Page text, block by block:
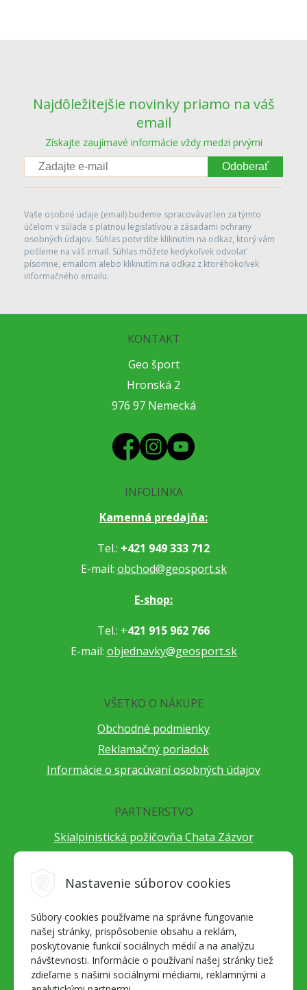
Nastavenie súborov cookies
Súbory cookies používame na správne fungovanie
našej stránky, prispôsobenie obsahu a reklám,
poskytovanie funkcií sociálnych médií a na analýzu
návštevnosti. Informácie o používaní našej stránky tiež
zdieľame s našimi sociálnymi médiami, reklamnými a
Najdôležitejšie novinky priamo na váš
email
Získajte zaujímavé informácie vždy medzi prvými
Odoberať
Vaše osobné údaje (email) budeme spracovávať len za týmto
účelom v súlade s platnou legislatívou a zásadami ochrany
osobných údajov. Súhlas potvrdíte kliknutím na odkaz, ktorý vám
pošleme na váš email. Súhlas môžete kedykoľvek odvolať
písomne, emailom alebo kliknutím na odkaz z ktoréhokoľvek
informačného emailu.
KONTAKT
Geo šport
Hronská 2
976 97 Nemecká
INFOLINKA
Kamenná predajňa:
Tel.: +421 949 333 712
E-mail: obchod@geosport.sk
E-shop:
Tel.: +421 915 962 766
E-mail: objednavky@geosport.sk
VŠETKO O NÁKUPE
Obchodné podmienky
Reklamačný poriadok
Informácie o spracúvaní osobných údajov
PARTNERSTVO
Skialpinistická požičovňa Chata Zázvor
Cestovateľský festival Cestou necestou
Alpenverein Slovensko
Hore-dole Derešom
Motorest Nemecká
Splav Hrona